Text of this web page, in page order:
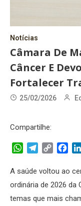
Notícias
Câmara De
Câncer E
Fortalecer
25/02/2026
Compartilhe:
WhatsApp
Telegram
Copy
A saúde voltou ao
ordinária de 2026 da
temas que mais